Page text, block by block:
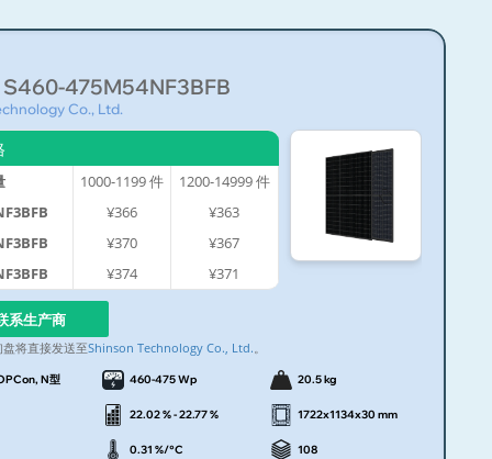
S460-475M54NF3BFB
Co., Ltd.
1000-1199件 1200-14999件
¥366
¥363
¥370
¥367
¥374 ¥371
系生产商
将直接发送至Shinson Technology Co., Ltd.。
N型 460-475 Wp 20.5 kg
22.02 % - 22.77 % 1722x1134x30 mm
0.31 %/°C 108